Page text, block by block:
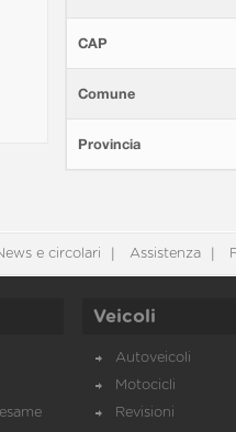
CAP
Comune
Provincia
e circolari Assistenza
Veicoli
Autoveicoli
Motocicli
Revisioni